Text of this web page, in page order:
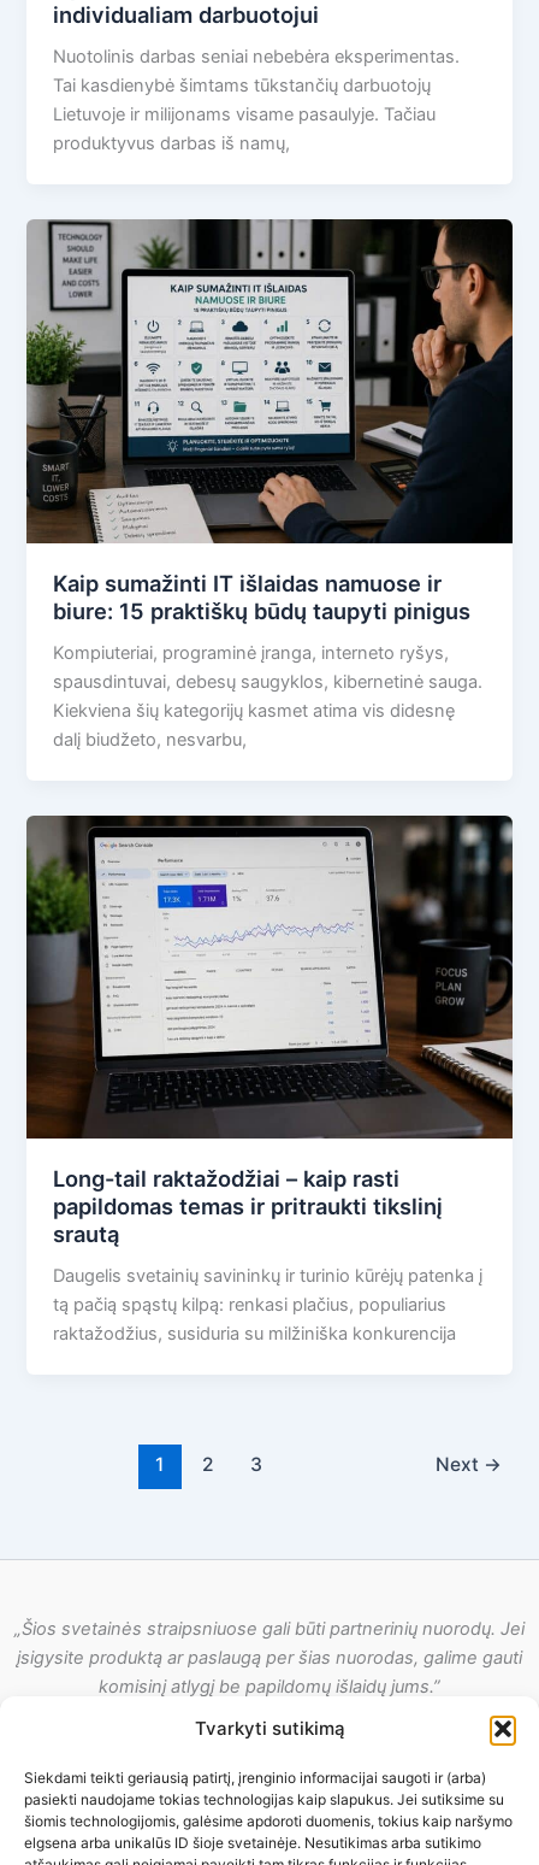
Tvarkyti sutikimą
Siekdami teikti geriausią patirtį, įrenginio informacijai saugoti ir (arba)
pasiekti naudojame tokias technologijas kaip slapukus. Jei sutiksime su
šiomis technologijomis, galėsime apdoroti duomenis, tokius kaip naršymo
elgsena arba unikalūs ID šioje svetainėje. Nesutikimas arba sutikimo
individualiam darbuotojui
Nuotolinis darbas seniai nebebėra eksperimentas.
Tai kasdienybė šimtams tūkstančių darbuotojų
Lietuvoje ir milijonams visame pasaulyje. Tačiau
produktyvus darbas iš namų,
Kaip sumažinti IT išlaidas namuose ir
biure: 15 praktiškų būdų taupyti pinigus
Kompiuteriai, programinė įranga, interneto ryšys,
spausdintuvai, debesų saugyklos, kibernetinė sauga.
Kiekviena šių kategorijų kasmet atima vis didesnę
dalį biudžeto, nesvarbu,
Long-tail raktažodžiai – kaip rasti
papildomas temas ir pritraukti tikslinį
srautą
Daugelis svetainių savininkų ir turinio kūrėjų patenka į
tą pačią spąstų kilpą: renkasi plačius, populiarius
raktažodžius, susiduria su milžiniška konkurencija
1 2 3 Next →
„Šios svetainės straipsniuose gali būti partnerinių nuorodų. Jei
įsigysite produktą ar paslaugą per šias nuorodas, galime gauti
komisinį atlygį be papildomų išlaidų jums.”
Privatumo politika
Slapukų politika (ES)